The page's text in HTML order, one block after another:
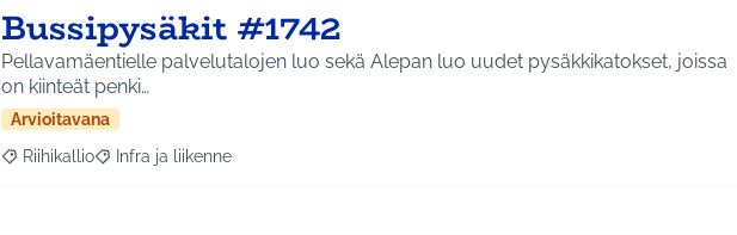
Bussipysäkit #1742
Pellavamäentielle palvelutalojen luo sekä Alepan luo uudet pysäkkikatokset, joissa
on kiinteät penki…
Arvioitavana
Rajaa tulokset aihepiirin mukaan: Riihikallio
Riihikallio Rajaa tulokset teeman mukaan: Infra ja liikenne
Infra ja liikenne